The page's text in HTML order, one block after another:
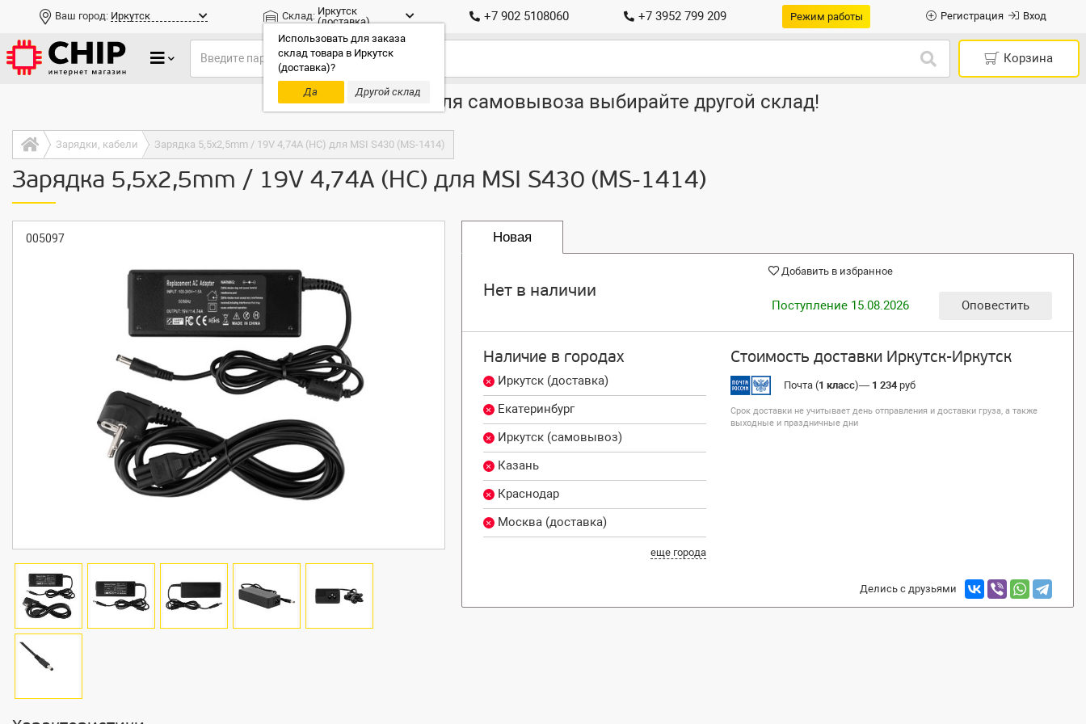
Ваш город: Иркутск Склад: Иркутск
(доставка)
Использовать для заказа
склад товара в Иркутск
(доставка)?
Да
Другой склад
+7 902 5108060 +7 3952 799 209 Режим работы Регистрация Вход
Корзина
Только доставка, для самовывоза выбирайте другой склад!
Зарядки, кабели Зарядка 5,5x2,5mm / 19V 4,74A (HC) для MSI S430 (MS-1414)
Зарядка 5,5x2,5mm / 19V 4,74A (HC) для MSI S430 (MS-1414)
005097 Новая
Нет в наличии
Добавить в избранное
Поступление 15.08.2026 Оповестить
Наличие в городах
Иркутск (доставка)
Екатеринбург
Иркутск (самовывоз)
Казань
Краснодар
Москва (доставка)
еще города
Стоимость доставки Иркутск-Иркутск
Почта (1 класс)— 1 234руб
Срок доставки не учитывает день отправления и доставки груза, а также
выходные и праздничные дни
Делись с друзьями